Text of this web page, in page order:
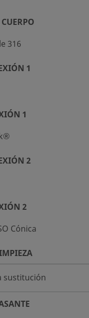
316
1
1
2
Cónica
2